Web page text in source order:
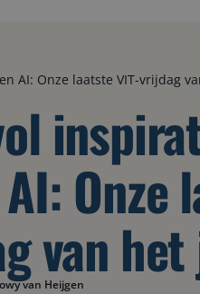
AI: Onze laatste VIT-vrijdag
Onze
van
van Heijgen